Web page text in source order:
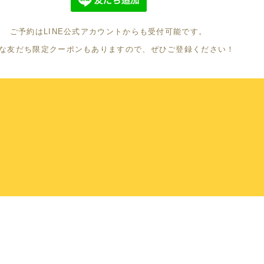
ご予約はLINE公式アカウントからも受付可能です。
友だち限定クーポンもありますので、ぜひご登録ください！